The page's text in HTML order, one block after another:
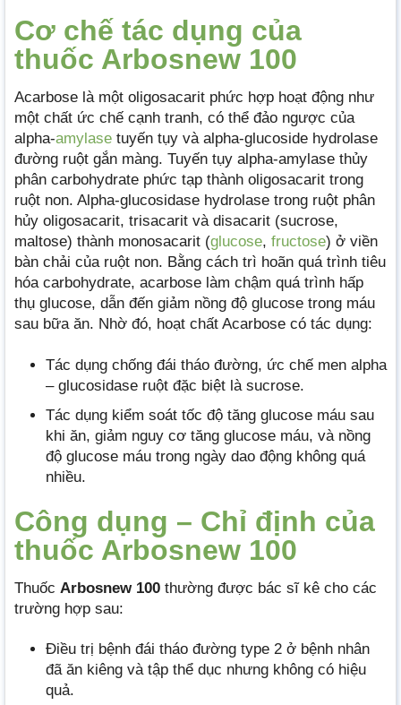
Cơ chế tác dụng của
thuốc Arbosnew 100
Acarbose là một oligosacarit phức hợp hoạt động như
một chất ức chế cạnh tranh, có thể đảo ngược của
alpha-amylase tuyến tụy và alpha-glucoside hydrolase
đường ruột gắn màng. Tuyến tụy alpha-amylase thủy
phân carbohydrate phức tạp thành oligosacarit trong
ruột non. Alpha-glucosidase hydrolase trong ruột phân
hủy oligosacarit, trisacarit và disacarit (sucrose,
maltose) thành monosacarit (glucose, fructose) ở viền
bàn chải của ruột non. Bằng cách trì hoãn quá trình tiêu
hóa carbohydrate, acarbose làm chậm quá trình hấp
thụ glucose, dẫn đến giảm nồng độ glucose trong máu
sau bữa ăn. Nhờ đó, hoạt chất Acarbose có tác dụng:
Tác dụng chống đái tháo đường, ức chế men alpha
– glucosidase ruột đặc biệt là sucrose.
Tác dụng kiểm soát tốc độ tăng glucose máu sau
khi ăn, giảm nguy cơ tăng glucose máu, và nồng
độ glucose máu trong ngày dao động không quá
nhiều.
Công dụng – Chỉ định của
thuốc Arbosnew 100
Thuốc Arbosnew 100 thường được bác sĩ kê cho các
trường hợp sau:
Điều trị bệnh đái tháo đường type 2 ở bệnh nhân
đã ăn kiêng và tập thể dục nhưng không có hiệu
quả.